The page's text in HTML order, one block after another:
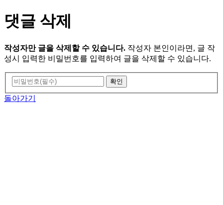
댓글 삭제
작성자만 글을 삭제할 수 있습니다. 작성자 본인이라면, 글 작
성시 입력한 비밀번호를 입력하여 글을 삭제할 수 있습니다.
돌아가기